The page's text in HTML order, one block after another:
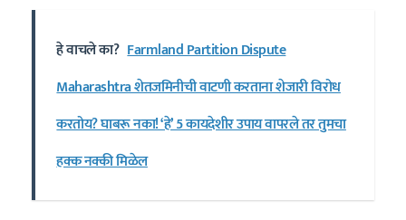
हे वाचले का? Farmland Partition Dispute
Maharashtra शेतजमिनीची वाटणी करताना शेजारी विरोध
करतोय? घाबरू नका! ‘हे’ 5 कायदेशीर उपाय वापरले तर तुमचा
हक्क नक्की मिळेल